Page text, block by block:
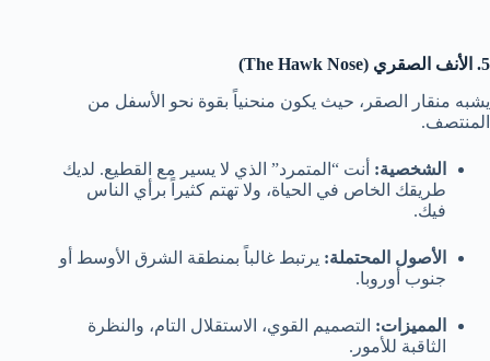
5. الأنف الصقري (The Hawk Nose)
يشبه منقار الصقر، حيث يكون منحنياً بقوة نحو الأسفل من
المنتصف.
الشخصية: أنت “المتمرد” الذي لا يسير مع القطيع. لديك
طريقك الخاص في الحياة، ولا تهتم كثيراً برأي الناس
فيك.
الأصول المحتملة: يرتبط غالباً بمنطقة الشرق الأوسط أو
جنوب أوروبا.
المميزات: التصميم القوي، الاستقلال التام، والنظرة
الثاقبة للأمور.